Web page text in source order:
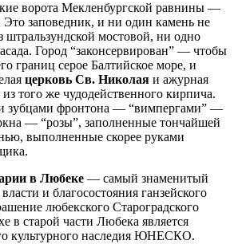
ворота Мекленбургской равнины —
Это заповедник, и ни один камень не
мостовой, ни одно
Город “законсервирован” — чтобы
границ серое Балтийское море, и
церковь Св. Николая и ажурная
того же чудодейственного кирпича.
зубцами фронтона — “вимпергами” —
— “розы”, заполненные тончайшей
выполненные скорее руками
в Любеке — самый знаменитый
и благосостояния ганзейского
любекского Староградского
в старой части Любека является
культурного наследия ЮНЕСКО.